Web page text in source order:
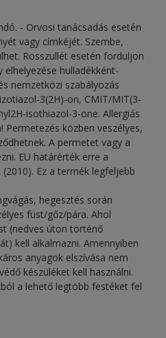
- Orvosi tanácsadás esetén
vagy címkéjét. Szembe,
Rosszullét esetén forduljon
hulladékként-
nemzetközi szabályozás
3(2H)-on, CMIT/MIT(3-
isothiazol-3-one. Allergiás
Permetezés közben veszélyes,
A permetet vagy a
EU határérték erre a
Ez a termék legfeljebb
hegesztés során
füst/gőz/pára. Ahol
(nedves úton történő
kell alkalmazni. Amennyiben
anyagok elszívása nem
készüléket kell használni.
a lehető legtöbb festéket fel